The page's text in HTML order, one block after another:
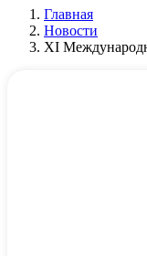
Главная
Новости
XI